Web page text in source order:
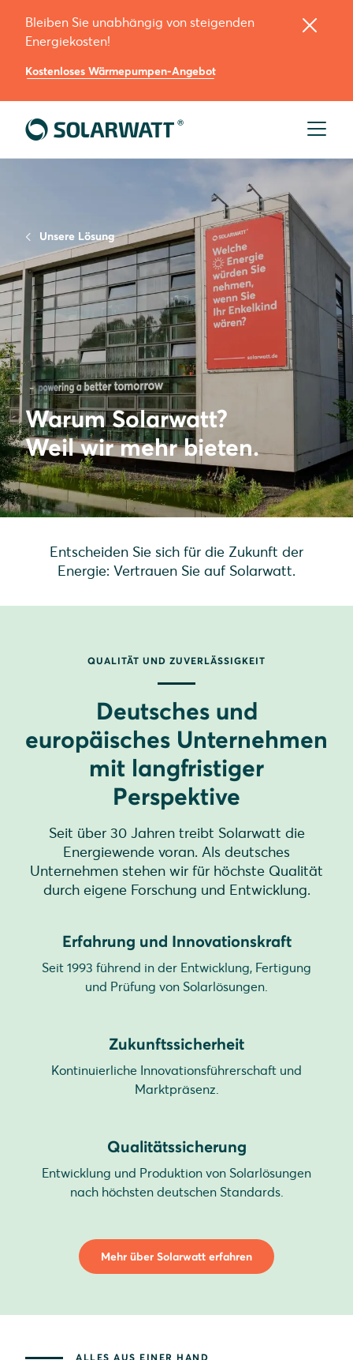
Bleiben Sie unabhängig von steigenden
Energiekosten!
Kostenloses Wärmepumpen-Angebot
Unsere Lösung
Warum Solarwatt?
Weil wir mehr bieten.
Entscheiden Sie sich für die Zukunft der
Energie: Vertrauen Sie auf Solarwatt.
QUALITÄT UND ZUVERLÄSSIGKEIT
Deutsches und
europäisches Unternehmen
mit langfristiger
Perspektive
Seit über 30 Jahren treibt Solarwatt die
Energiewende voran. Als deutsches
Unternehmen stehen wir für höchste Qualität
durch eigene Forschung und Entwicklung.
Erfahrung und Innovationskraft
Seit 1993 führend in der Entwicklung, Fertigung
und Prüfung von Solarlösungen.
Zukunftssicherheit
Kontinuierliche Innovationsführerschaft und
Marktpräsenz.
Qualitätssicherung
Entwicklung und Produktion von Solarlösungen
nach höchsten deutschen Standards.
Mehr über Solarwatt erfahren
ALLES AUS EINER HAND